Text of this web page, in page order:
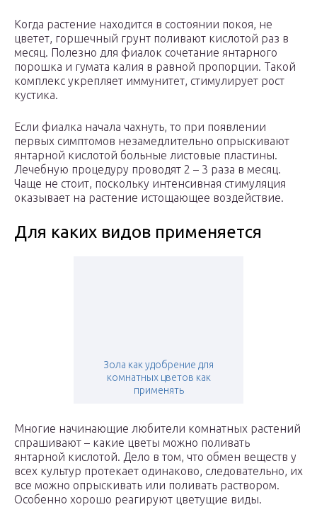
Когда растение находится в состоянии покоя, не
цветет, горшечный грунт поливают кислотой раз в
месяц. Полезно для фиалок сочетание янтарного
порошка и гумата калия в равной пропорции. Такой
комплекс укрепляет иммунитет, стимулирует рост
кустика.
Если фиалка начала чахнуть, то при появлении
первых симптомов незамедлительно опрыскивают
янтарной кислотой больные листовые пластины.
Лечебную процедуру проводят 2 – 3 раза в месяц.
Чаще не стоит, поскольку интенсивная стимуляция
оказывает на растение истощающее воздействие.
Для каких видов применяется
Зола как удобрение для
комнатных цветов как
применять
Многие начинающие любители комнатных растений
спрашивают – какие цветы можно поливать
янтарной кислотой. Дело в том, что обмен веществ у
всех культур протекает одинаково, следовательно, их
все можно опрыскивать или поливать раствором.
Особенно хорошо реагируют цветущие виды.